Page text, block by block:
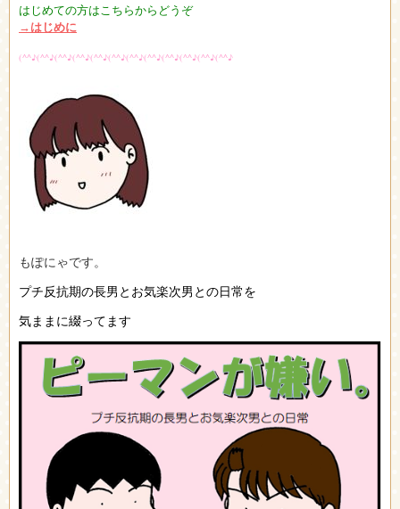
はじめての方はこちらからどうぞ
→はじめに
(^^♪(^^♪(^^♪(^^♪(^^♪(^^♪(^^♪(^^♪(^^♪(^^♪(^^♪(^^♪
もぽにゃです。
プチ反抗期の長男と お気楽次男との日常を
気まま に綴ってます